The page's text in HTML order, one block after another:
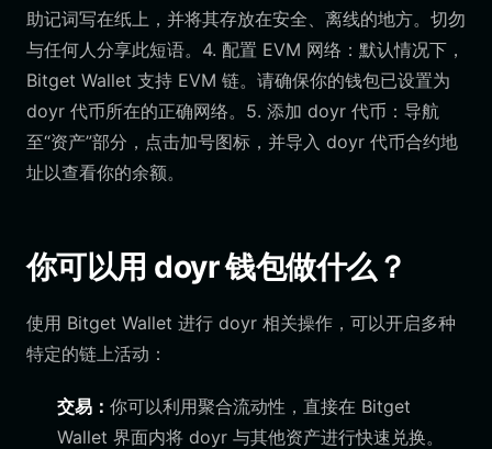
助记词写在纸上，并将其存放在安全、离线的地方。切勿
与任何人分享此短语。4. 配置 EVM 网络：默认情况下，
Bitget Wallet 支持 EVM 链。请确保你的钱包已设置为
doyr 代币所在的正确网络。5. 添加 doyr 代币：导航
至“资产”部分，点击加号图标，并导入 doyr 代币合约地
址以查看你的余额。
你可以用 doyr 钱包做什么？
使用 Bitget Wallet 进行 doyr 相关操作，可以开启多种
特定的链上活动：
交易： 你可以利用聚合流动性，直接在 Bitget
Wallet 界面内将 doyr 与其他资产进行快速兑换。